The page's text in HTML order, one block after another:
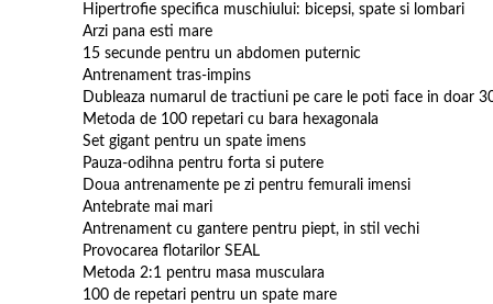
Hipertrofie specifica muschiului: bicepsi, spate si lombari
Arzi pana esti mare
15 secunde pentru un abdomen puternic
Antrenament tras-impins
Dubleaza numarul de tractiuni pe care le poti face in doar
Metoda de 100 repetari cu bara hexagonala
Set gigant pentru un spate imens
Pauza-odihna pentru forta si putere
Doua antrenamente pe zi pentru femurali imensi
Antebrate mai mari
Antrenament cu gantere pentru piept, in stil vechi
Provocarea flotarilor SEAL
Metoda 2:1 pentru masa musculara
100 de repetari pentru un spate mare